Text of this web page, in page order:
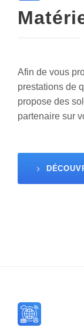
Afin de vous
prestations de
propose des
partenaire sur